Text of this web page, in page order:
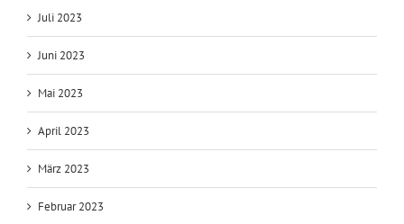
Juli 2023
Juni 2023
Mai 2023
April 2023
März 2023
Februar 2023